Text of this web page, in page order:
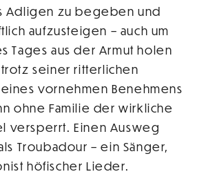
Adligen zu begeben und
aufzusteigen – auch um
Tages aus der Armut holen
seiner ritterlichen
vornehmen Benehmens
ohne Familie der wirkliche
versperrt. Einen Ausweg
Troubadour – ein Sänger,
höfischer Lieder.